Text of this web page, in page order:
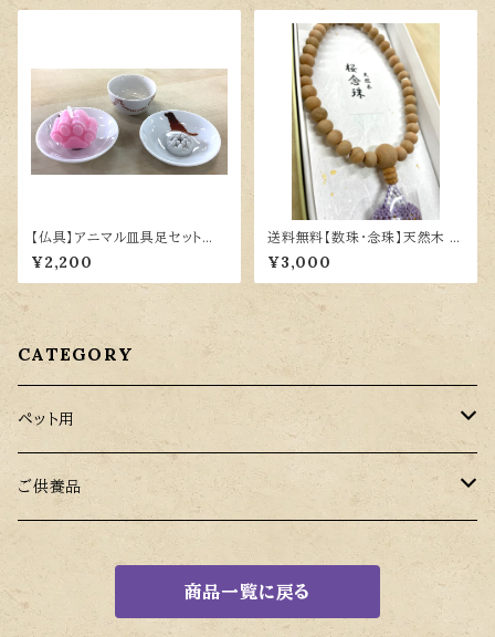
【仏具】アニマル皿具足セット
（犬）
¥2,200
送料無料【数珠・念珠】天然木 桜
（うすむらさき）ツヤなし
¥3,000
CATEGORY
ペット用
ペット用お棺（バスケット）
メイズ Maize
ご供養品
ご供養品
キャンドル
ペット用
商品一覧に戻る